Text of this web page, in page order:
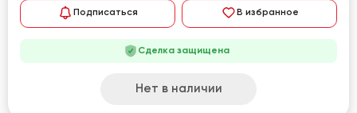
Подписаться В избранное
Сделка защищена
Нет в наличии